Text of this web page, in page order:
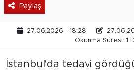
Paylaş
27.06.2026 - 18:28
Okunma Süresi: 1
İstanbul'da tedavi